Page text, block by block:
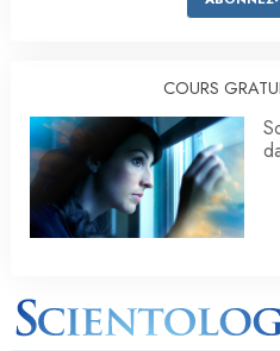
COURS